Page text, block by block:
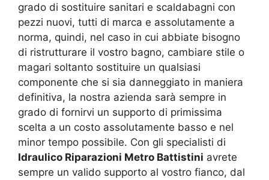
grado di sostituire sanitari e scaldabagni con
pezzi nuovi, tutti di marca e assolutamente a
norma, quindi, nel caso in cui abbiate bisogno
di ristrutturare il vostro bagno, cambiare stile o
magari soltanto sostituire un qualsiasi
componente che si sia danneggiato in maniera
definitiva, la nostra azienda sarà sempre in
grado di fornirvi un supporto di primissima
scelta a un costo assolutamente basso e nel
minor tempo possibile. Con gli specialisti di
Idraulico Riparazioni Metro Battistini avrete
sempre un valido supporto al vostro fianco, dal